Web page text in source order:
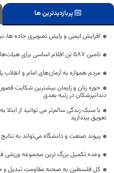
پربازدیدترین ها
افزایش ایمنی و پایش تصویری جاده ها،
تامین ۵۸۷ تن اقلام اساسی برای هیات‌های مذهبی خراسان جنوبی
مردم همواره به آرمان‌های امام و انقلاب
حوزه زنان و زایمان بیشترین شکایت
دندانپزشکان در رتبه بعدی
تعویق بیندازید
پیوند صنعت و دانشگاه می‌تواند به
وعده تکمیل بزرگ ترین مجموعه ورزشی
کل فلسطین به صحنه مقاومت تبدیل